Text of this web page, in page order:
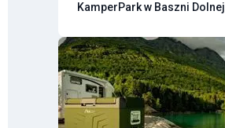
KamperPark w Baszni Dolnej